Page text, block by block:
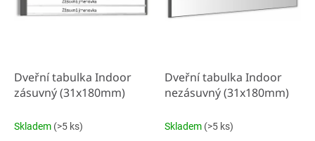
u
Dveřní tabulka Indoor
zásuvný (31x180mm)
Skladem (>5 ks)
Dveřní tabulka Indoor
nezásuvný (31x180mm)
Skladem (>5 ks)